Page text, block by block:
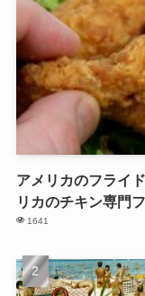
アメリカのフライ
リカのチキン専門
1641